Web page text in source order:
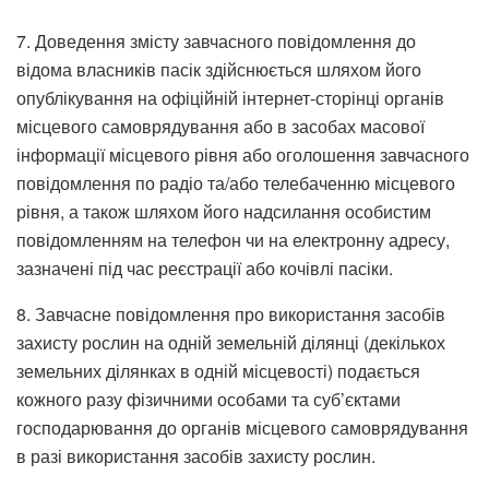
7. Доведення змісту завчасного повідомлення до
відома власників пасік здійснюється шляхом його
опублікування на офіційній інтернет-сторінці органів
місцевого самоврядування або в засобах масової
інформації місцевого рівня або оголошення завчасного
повідомлення по радіо та/або телебаченню місцевого
рівня, а також шляхом його надсилання особистим
повідомленням на телефон чи на електронну адресу,
зазначені під час реєстрації або кочівлі пасіки.
8. Завчасне повідомлення про використання засобів
захисту рослин на одній земельній ділянці (декількох
земельних ділянках в одній місцевості) подається
кожного разу фізичними особами та суб’єктами
господарювання до органів місцевого самоврядування
в разі використання засобів захисту рослин.